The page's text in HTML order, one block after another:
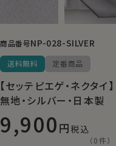
商品番号NP-028-SILVER
送料無料 定番商品
【セッテピエゲ・ネクタイ】
無地・シルバー・日本製
9,900 税込
（0件）